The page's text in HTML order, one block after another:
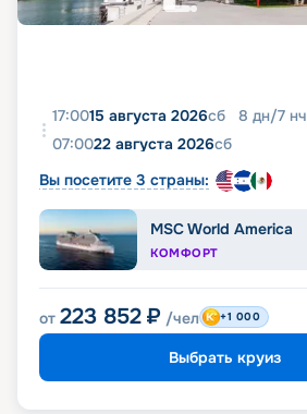
17:0015 августа 2026сб 8 дн/7 нч
07:0022 августа 2026сб
Вы посетите 3 страны:
MSC World America
КОМФОРТ
от 223 852 ₽ /чел +1 000
Выбрать круиз